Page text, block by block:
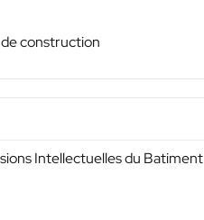
de construction
Intellectuelles du Batiment